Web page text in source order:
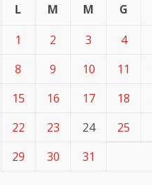
L M M G
1
2 3 4
8
9 10 11
15
16 17 18
22
23 24 25
29
30 31